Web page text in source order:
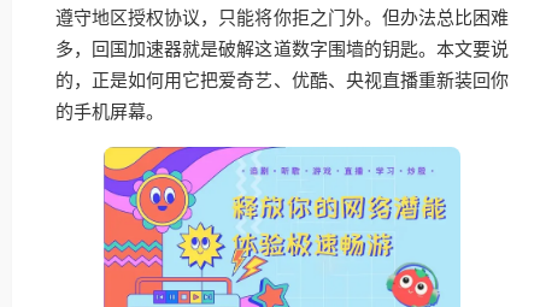
遵守地区授权协议，只能将你拒之门外。但办法总比困难
多，回国加速器就是破解这道数字围墙的钥匙。本文要说
的，正是如何用它把爱奇艺、优酷、央视直播重新装回你
的手机屏幕。